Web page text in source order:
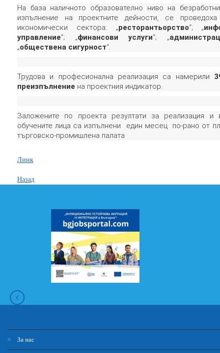
На база наличното образователно ниво на
изпълнение на проектните дейности, се
икономически сектора: „ресторантьорство“; „
управление“; „финансови услуги“; „
„обществена сигурност“.
Трудова и професионална реализация са намерили
преизпълнение на проектния индикатор.
Заложените по проекта резултати за реализация
обучените лица са изпълнени един месец по-рано от
търговско-промишлена палата
Линк
Назад
За нас